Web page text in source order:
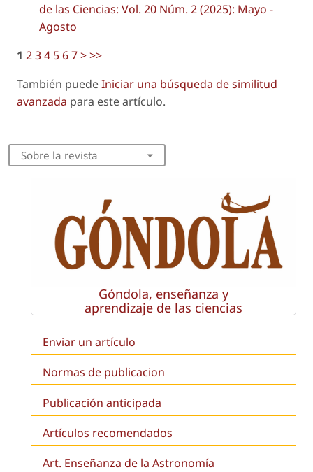
de las Ciencias: Vol. 20 Núm. 2 (2025): Mayo -
Agosto
1 234 567>>>
También puedeIniciar una búsqueda de similitud
avanzada para este artículo.
Sobre la revista
Góndola, enseñanza y
aprendizaje de las ciencias
Enviar un artículo
Normas de publicacion
Publicación anticipada
Artículos recomendados
Art. Enseñanza de la Astronomía